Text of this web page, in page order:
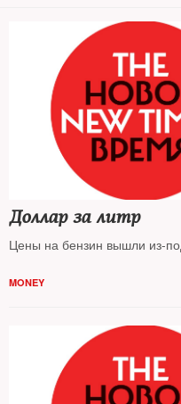
Доллар за литр
Цены на бензин вышли из-
MONEY